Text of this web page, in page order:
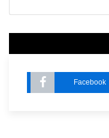
Facebook